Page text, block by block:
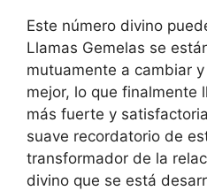
Este número divino
Llamas Gemelas se
mutuamente a cambiar
mejor, lo que finalmente
más fuerte y
suave recordatorio de
transformador de la
divino que se está